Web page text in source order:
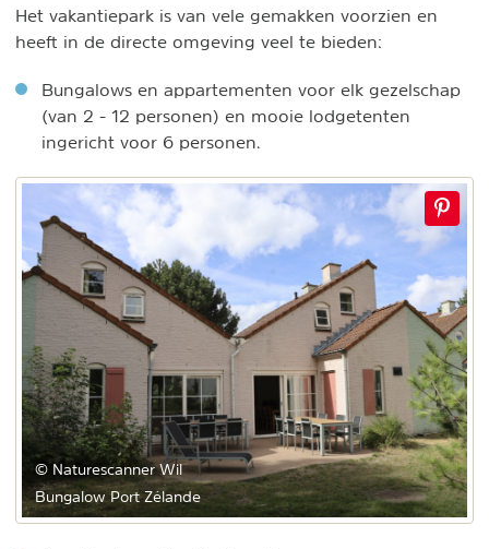
Het vakantiepark is van vele gemakken voorzien en
heeft in de directe omgeving veel te bieden:
Bungalows en appartementen voor elk gezelschap
(van 2 - 12 personen) en mooie lodgetenten
ingericht voor 6 personen.
© Naturescanner Wil
Bungalow Port Zélande